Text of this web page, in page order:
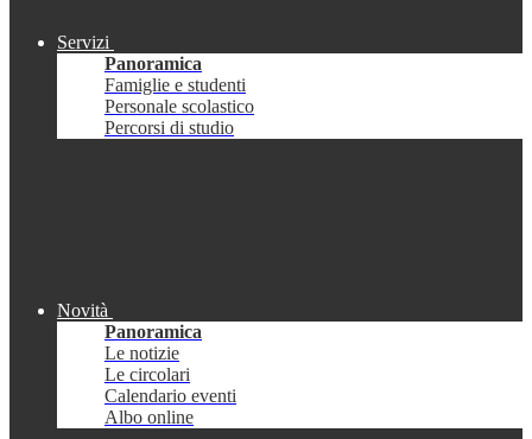
Servizi
Panoramica
Famiglie e studenti
Personale scolastico
Percorsi di studio
Novità
Panoramica
Le notizie
Le circolari
Calendario eventi
Albo online